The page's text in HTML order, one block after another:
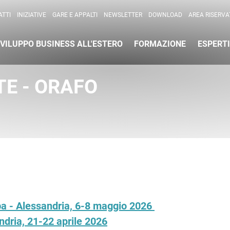
INIZIATIVE GARE E APPALTI NEWSLETTER DOWNLOAD AREA
BUSINESS ALL'ESTERO FORMAZIONE
- ORAFO
- Alessandria, 6-8 maggio 2026
21-22 aprile 2026